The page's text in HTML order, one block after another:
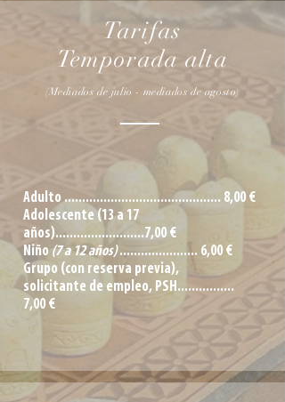
Tarifas
Temporada alta
(Mediados de julio - mediados de agosto)
Adulto ............................................ 8,00 €
Adolescente (13 a 17
años).........................7,00 €
Niño (7 a 12 años)...................... 6,00 €
Grupo (con reserva previa),
solicitante de empleo, PSH................
7,00 €